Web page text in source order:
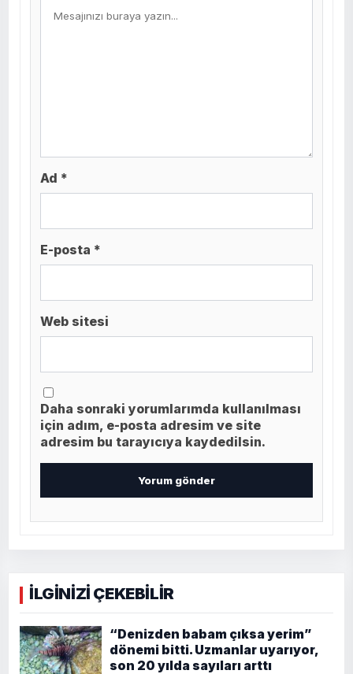
Ad *
E-posta *
Web sitesi
Daha sonraki yorumlarımda kullanılması
için adım, e-posta adresim ve site
adresim bu tarayıcıya kaydedilsin.
İLGİNİZİ ÇEKEBİLİR
“Denizden babam çıksa yerim”
dönemi bitti. Uzmanlar uyarıyor,
son 20 yılda sayıları arttı